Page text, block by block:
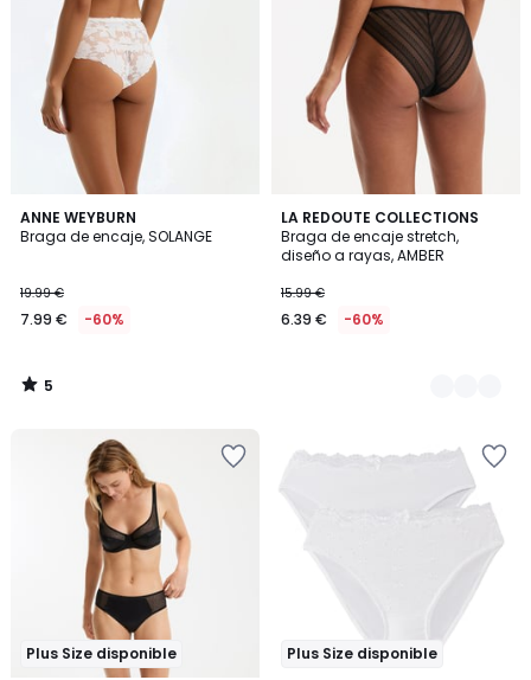
ANNE WEYBURN
Braga de encaje, SOLANGE
19.99 €
7.99 € -60%
5
/
5
/
LA REDOUTE COLLECTIONS
Braga de encaje stretch,
diseño a rayas, AMBER
15.99 €
6.39 € -60%
2
Colores
Plus Size disponible Plus Size disponible